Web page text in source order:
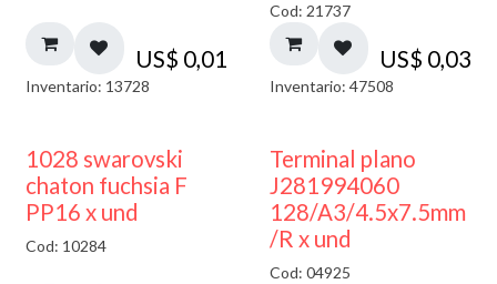
US$ 0,01
Inventario: 13728
Cod: 21737
US$ 0,03
Inventario: 47508
1028 swarovski
chaton fuchsia F
PP16 x und
Cod: 10284
Terminal plano
J281994060
128/A3/4.5x7.5mm
/R x und
Cod: 04925